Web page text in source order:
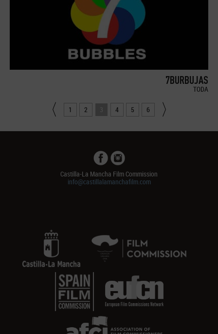
7BURBUJAS
TODA
1 2 3 4 5 6
Castilla-La Mancha Film Commission
info@castillalamanchafilm.com